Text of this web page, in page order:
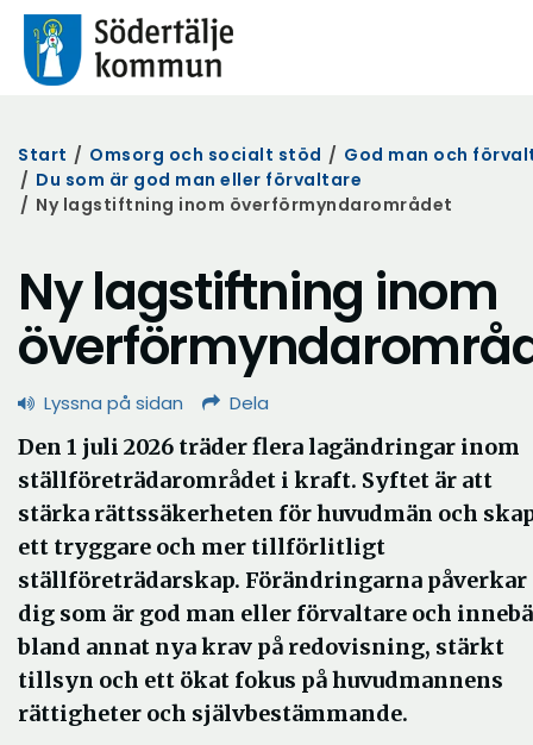
Start / Omsorg och socialt stöd / God man och
/ Du som är god man eller förvaltare
/ Ny lagstiftning inom överförmyndarområdet
Ny lagstiftning inom
Lyssna på sidan Dela
Den 1 juli 2026 träder flera lagändringar inom
ställföreträdarområdet i kraft. Syftet är att
stärka rättssäkerheten för huvudmän och
ett tryggare och mer tillförlitligt
ställföreträdarskap. Förändringarna påverkar
dig som är god man eller förvaltare och
bland annat nya krav på redovisning, stärkt
tillsyn och ett ökat fokus på huvudmannens
rättigheter och självbestämmande.